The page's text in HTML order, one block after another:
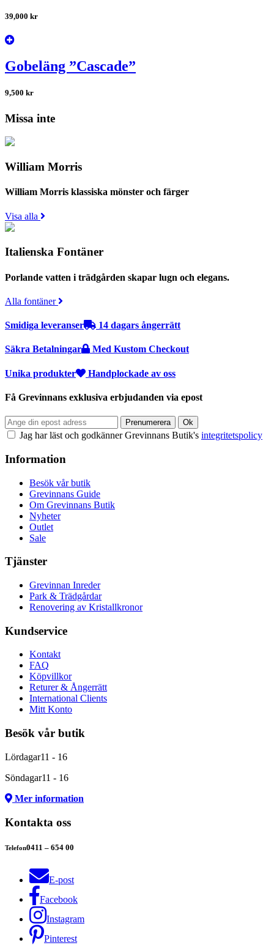
39,000 kr
Gobeläng ”Cascade”
9,500 kr
Missa inte
William Morris
William Morris klassiska mönster och färger
Visa alla
Italienska Fontäner
Porlande vatten i trädgården skapar lugn och elegans.
Alla fontäner
Smidiga leveranser 14 dagars ångerrätt
Säkra Betalningar Med Kustom Checkout
Unika produkter Handplockade av oss
Få Grevinnans exklusiva erbjudanden via epost
Jag har läst och godkänner Grevinnans Butik's integritetspolicy
Information
Besök vår butik
Grevinnans Guide
Om Grevinnans Butik
Nyheter
Outlet
Sale
Tjänster
Grevinnan Inreder
Park & Trädgårdar
Renovering av Kristallkronor
Kundservice
Kontakt
FAQ
Köpvillkor
Returer & Ångerrätt
International Clients
Mitt Konto
Besök vår butik
Lördagar11 - 16
Söndagar11 - 16
Mer information
Kontakta oss
Telefon0411 – 654 00
E-post
Facebook
Instagram
Pinterest